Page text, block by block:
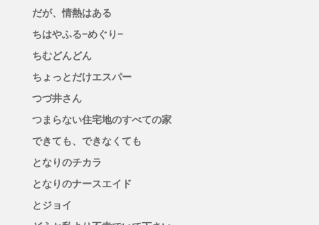
だが、情熱はある
ちはやふる−めぐり−
ちむどんどん
ちょっとだけエスパー
つづ井さん
つまらない住宅地のすべての家
できても、できなくても
となりのチカラ
となりのナースエイド
とジョイ